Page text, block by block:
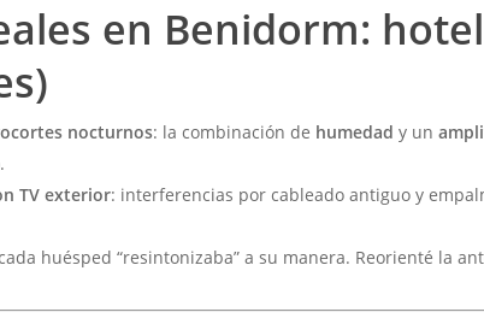
en Benidorm:
nocturnos: la combinación de humedad y un
TV exterior: interferencias por cableado antiguo y
huésped “resintonizaba” a su manera. Reorienté la